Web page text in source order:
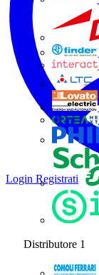
Distributore 1
Login Registrati